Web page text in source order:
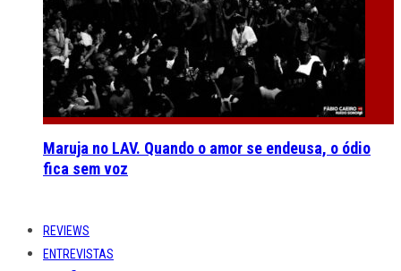
Maruja no LAV. Quando o amor se endeusa, o ódio
fica sem voz
REVIEWS
ENTREVISTAS